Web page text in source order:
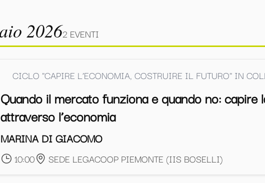
20262 EVENTI
CICLO "CAPIRE L’ECONOMIA, COSTRUIRE IL FUTURO" IN
Quando il mercato funziona e quando no: capire
attraverso l’economia
MARINA DI GIACOMO
10:00 SEDE LEGACOOP PIEMONTE (IIS BOSELLI)